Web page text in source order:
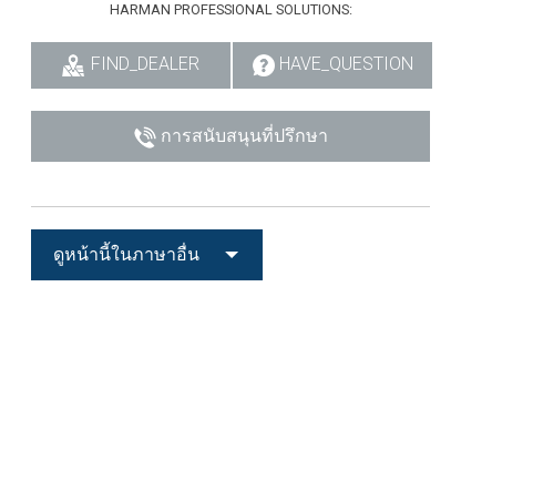
HARMAN PROFESSIONAL SOLUTIONS:
FIND_DEALER HAVE_QUESTION
การสนับสนุนที่ปรึกษา
ดูหน้านี้ในภาษาอื่น